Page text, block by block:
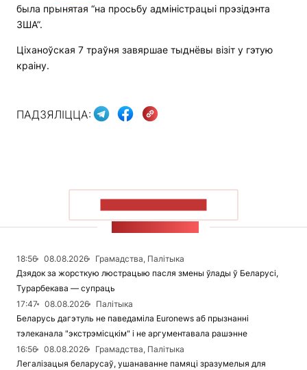
была прынятая “на просьбу адміністрацыі прэзідэнта
ЗША”.
Ціханоўская 7 траўня завяршае тыднёвы візіт у гэтую
краіну.
ПАДЗЯЛІЦЦА:
18:56 08.08.2026
Грамадства, Палітыка
Дзядок за жорсткую люстрацыю пасля змены ўлады ў Беларусі,
Турарбекава — супраць
17:47
08.08.2026
Палітыка
Беларусь дагэтуль не паведаміла Euronews аб прызнанні
тэлеканала "экстрэмісцкім" і не аргументавала рашэнне
16:56
08.08.2026
Грамадства, Палітыка
Легалізацыя беларусаў, ушанаванне памяці зразумелыя для